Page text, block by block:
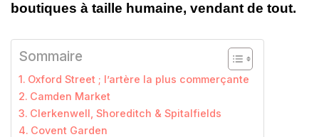
boutiques à taille humaine, vendant de tout.
Sommaire
Oxford Street ; l’artère la plus commerçante
Camden Market
Clerkenwell, Shoreditch & Spitalfields
Covent Garden